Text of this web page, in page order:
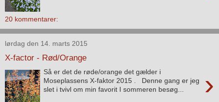
20 kommentarer:
lørdag den 14. marts 2015
X-factor - Rød/Orange
›
Så er det de røde/orange det gælder i
Moseplassens X-faktor 2015 . Denne gang er jeg
slet i tvivl om min favorit I sommeren besøg...